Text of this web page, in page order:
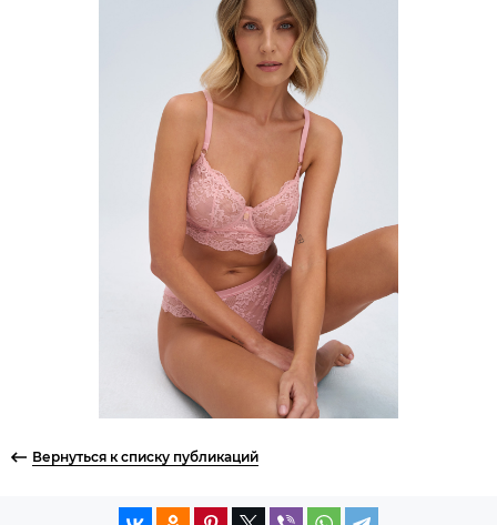
Вернуться к списку публикаций